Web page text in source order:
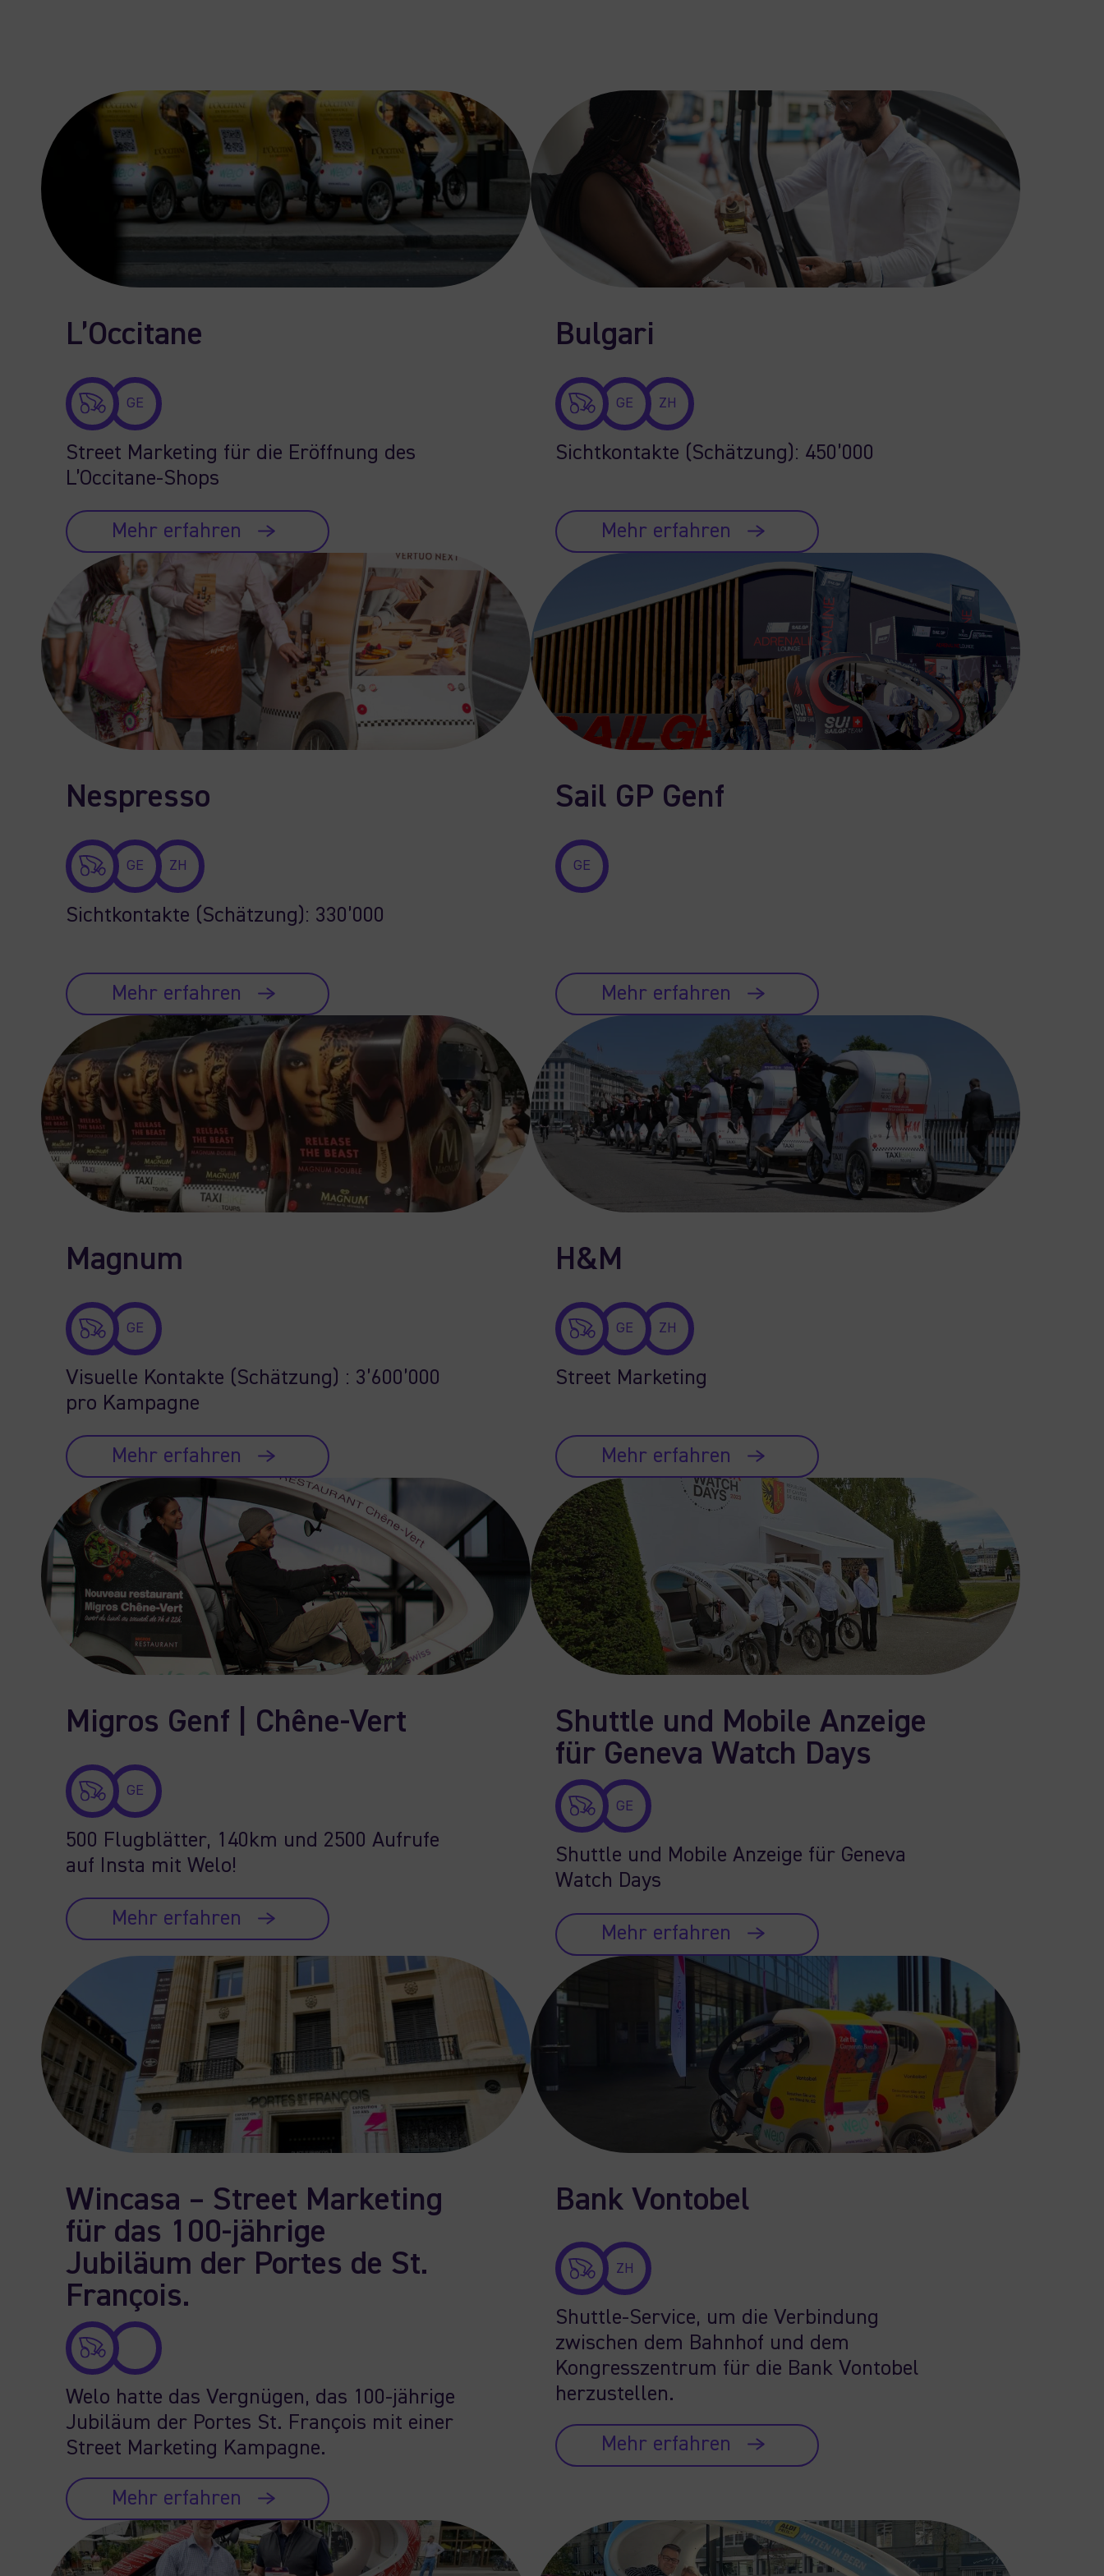
L’Occitane
GE
Street Marketing für die Eröffnung des
L’Occitane-Shops
Mehr erfahren
Bulgari
GE ZH
Sichtkontakte (Schätzung): 450’000
Mehr erfahren
Nespresso
GE ZH
Sichtkontakte (Schätzung): 330’000
Mehr erfahren
Sail GP Genf
GE
Mehr erfahren
Magnum
GE
Visuelle Kontakte (Schätzung) : 3’600’000
pro Kampagne
Mehr erfahren
H&M
GE ZH
Street Marketing
Mehr erfahren
Migros Genf | Chêne-Vert
GE
500 Flugblätter, 140km und 2500 Aufrufe
auf Insta mit Welo!
Mehr erfahren
Shuttle und Mobile Anzeige
für Geneva Watch Days
GE
Shuttle und Mobile Anzeige für Geneva
Watch Days
Mehr erfahren
Wincasa – Street Marketing
für das 100-jährige
Jubiläum der Portes de St.
François.
Welo hatte das Vergnügen, das 100-jährige
Jubiläum der Portes St. François mit einer
Street Marketing Kampagne.
Mehr erfahren
Bank Vontobel
ZH
Shuttle-Service, um die Verbindung
zwischen dem Bahnhof und dem
Kongresszentrum für die Bank Vontobel
herzustellen.
Mehr erfahren